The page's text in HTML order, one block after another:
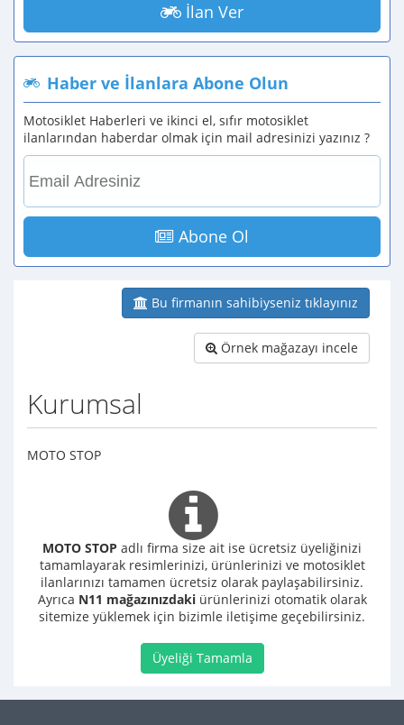
İlan Ver
Haber ve İlanlara Abone Olun
Motosiklet Haberleri ve ikinci el, sıfır motosiklet
ilanlarından haberdar olmak için mail adresinizi yazınız ?
Abone Ol
Bu firmanın sahibiyseniz tıklayınız
Örnek mağazayı incele
Kurumsal
MOTO STOP
MOTO STOP adlı firma size ait ise ücretsiz üyeliğinizi
tamamlayarak resimlerinizi, ürünlerinizi ve motosiklet
ilanlarınızı tamamen ücretsiz olarak paylaşabilirsiniz.
Ayrıca N11 mağazınızdakiürünlerinizi otomatik olarak
sitemize yüklemek için bizimle iletişime geçebilirsiniz.
Üyeliği Tamamla